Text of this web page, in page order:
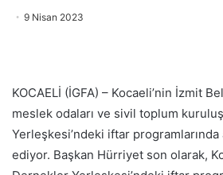
9 Nisan 2023
KOCAELİ (İGFA) – Kocaeli’nin İzmit
meslek odaları ve sivil toplum
Yerleşkesi’ndeki iftar programlarında
ediyor. Başkan Hürriyet son olarak,